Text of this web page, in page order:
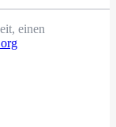
einen